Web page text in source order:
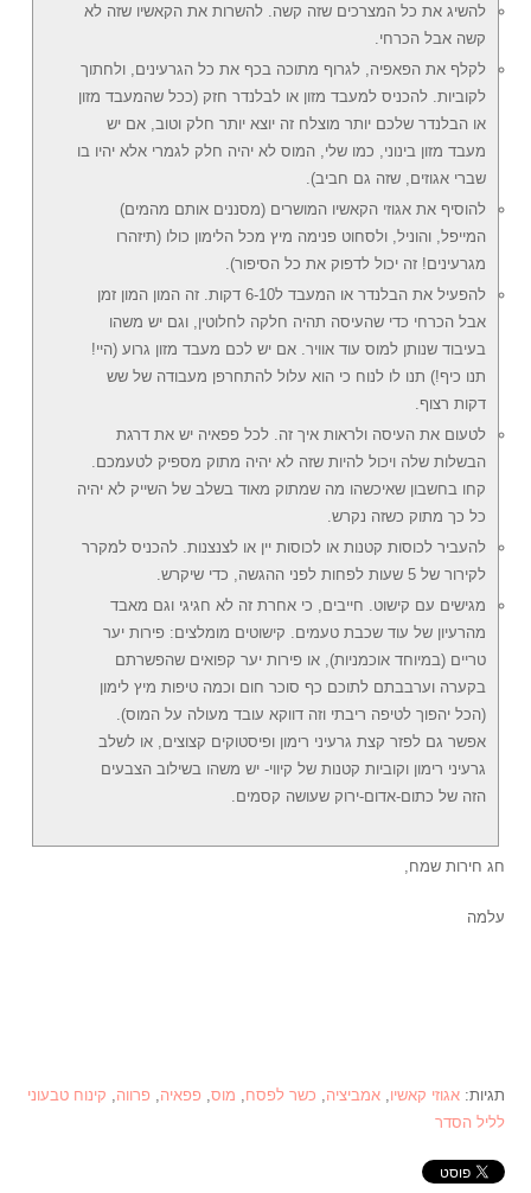
להשיג את כל המצרכים שזה קשה. להשרות את הקאשיו שזה לא
קשה אבל הכרחי.
לקלף את הפאפיה, לגרוף מתוכה בכף את כל הגרעינים, ולחתוך
לקוביות. להכניס למעבד מזון או לבלנדר חזק (ככל שהמעבד מזון
או הבלנדר שלכם יותר מוצלח זה יוצא יותר חלק וטוב, אם יש
מעבד מזון בינוני, כמו שלי, המוס לא יהיה חלק לגמרי אלא יהיו בו
שברי אגוזים, שזה גם חביב).
להוסיף את אגוזי הקאשיו המושרים (מסננים אותם מהמים)
המייפל, והוניל, ולסחוט פנימה מיץ מכל הלימון כולו (תיזהרו
מגרעינים! זה יכול לדפוק את כל הסיפור).
להפעיל את הבלנדר או המעבד ל6-10 דקות. זה המון המון זמן
אבל הכרחי כדי שהעיסה תהיה חלקה לחלוטין, וגם יש משהו
בעיבוד שנותן למוס עוד אוויר. אם יש לכם מעבד מזון גרוע (היי!
תנו כיף!) תנו לו לנוח כי הוא עלול להתחרפן מעבודה של שש
דקות רצוף.
לטעום את העיסה ולראות איך זה. לכל פפאיה יש את דרגת
הבשלות שלה ויכול להיות שזה לא יהיה מתוק מספיק לטעמכם.
קחו בחשבון שאיכשהו מה שמתוק מאוד בשלב של השייק לא יהיה
כל כך מתוק כשזה נקרש.
להעביר לכוסות קטנות או לכוסות יין או לצנצנות. להכניס למקרר
לקירור של 5 שעות לפחות לפני ההגשה, כדי שיקרש.
מגישים עם קישוט. חייבים, כי אחרת זה לא חגיגי וגם מאבד
מהרעיון של עוד שכבת טעמים. קישוטים מומלצים: פירות יער
טריים (במיוחד אוכמניות), או פירות יער קפואים שהפשרתם
בקערה וערבבתם לתוכם כף סוכר חום וכמה טיפות מיץ לימון
(הכל יהפוך לטיפה ריבתי וזה דווקא עובד מעולה על המוס).
אפשר גם לפזר קצת גרעיני רימון ופיסטוקים קצוצים, או לשלב
גרעיני רימון וקוביות קטנות של קיווי- יש משהו בשילוב הצבעים
הזה של כתום-אדום-ירוק שעושה קסמים.
חג חירות שמח,
עלמה
תגיות:אגוזי קאשיו ,אמביציה כשר לפסח מוס ,פפאיה ,פרווה
קינוח טבעוני
לליל הסדר